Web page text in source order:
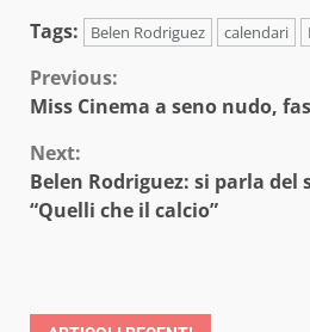
Tags:
Belen Rodriguez calendari
Continue
Previous:
Miss Cinema a seno nudo,
Next:
Belen Rodriguez: si parla del
“Quelli che il calcio”